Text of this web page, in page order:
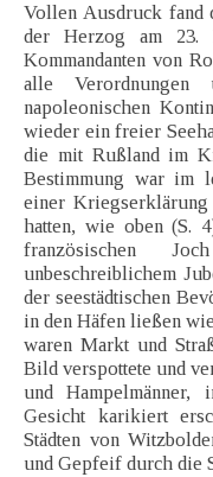
Vollen Ausdruck fand
der Herzog am 23.
Kommandanten von
alle Verordnungen
napoleonischen
wieder ein freier
die mit Rußland im
Bestimmung war im
einer Kriegserklärung
hatten, wie oben (S.
französischen
unbeschreiblichem
der seestädtischen
in den Häfen ließen
waren Markt und
Bild verspottete und
und
Gesicht karikiert
Städten von
und Gepfeif durch die